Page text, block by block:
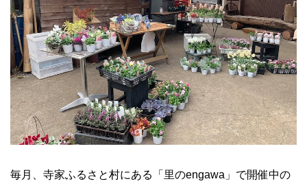
毎月、寺家ふるさと村にある「里のengawa 」で開催中の